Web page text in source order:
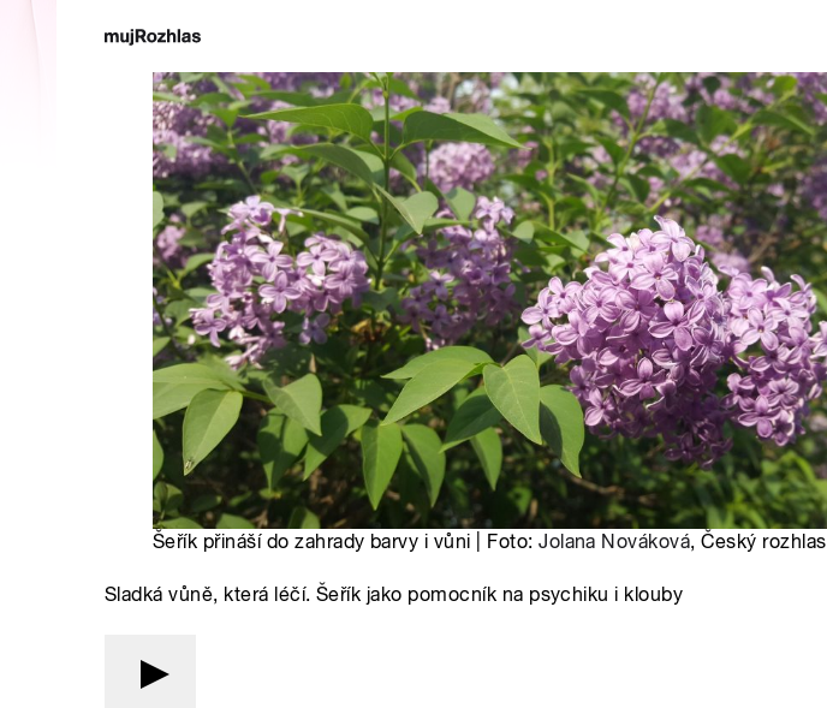
Šeřík přináší do zahrady barvy i vůni | Foto:Jolana Nováková, Český rozhlas
Sladká vůně, která léčí. Šeřík jako pomocník na psychiku i klouby